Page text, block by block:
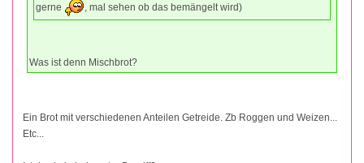
gerne
, mal sehen ob das bemängelt wird)
Was ist denn Mischbrot?
Ein Brot mit verschiedenen Anteilen Getreide. Zb Roggen und Weizen...
Etc...